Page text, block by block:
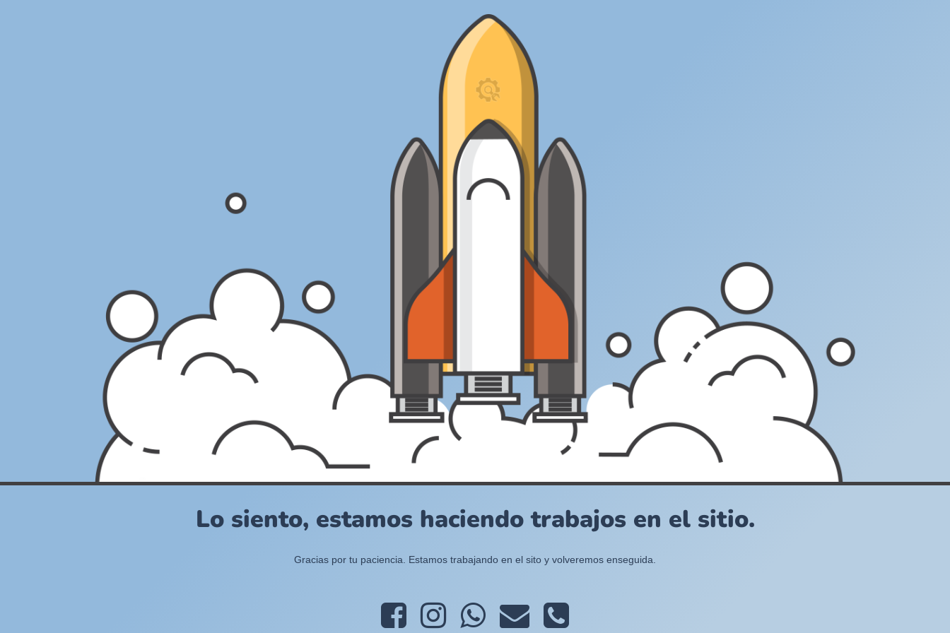
Lo siento, estamos haciendo trabajos en el sitio.
Gracias por tu paciencia. Estamos trabajando en el sito y volveremos enseguida.